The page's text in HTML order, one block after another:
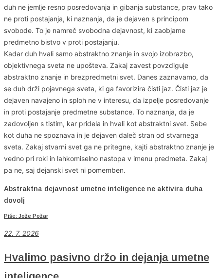
duh ne jemlje resno posredovanja in gibanja substance, prav tako
ne proti postajanja, ki naznanja, da je dejaven s principom
svobode. To je namreč svobodna dejavnost, ki zaobjame
predmetno bistvo v proti postajanju.
Kadar duh hvali samo abstraktno znanje in svojo izobrazbo,
objektivnega sveta ne upošteva. Zakaj zavest povzdiguje
abstraktno znanje in brezpredmetni svet. Danes zaznavamo, da
se duh drži pojavnega sveta, ki ga favorizira čisti jaz. Čisti jaz je
dejaven navajeno in sploh ne v interesu, da izpelje posredovanje
in proti postajanje predmetne substance. To naznanja, da je
zadovoljen s tistim, kar pridela in hvali kot abstraktni svet. Sebe
kot duha ne spoznava in je dejaven daleč stran od stvarnega
sveta. Zakaj stvarni svet ga ne pritegne, kajti abstraktno znanje je
vedno pri roki in lahkomiselno nastopa v imenu predmeta. Zakaj
pa ne, saj dejanski svet ni pomemben.
Abstraktna dejavnost umetne inteligence ne aktivira duha
dovolj
Piše: Jože Požar
22. 7. 2026
Hvalimo pasivno držo in dejanja umetne